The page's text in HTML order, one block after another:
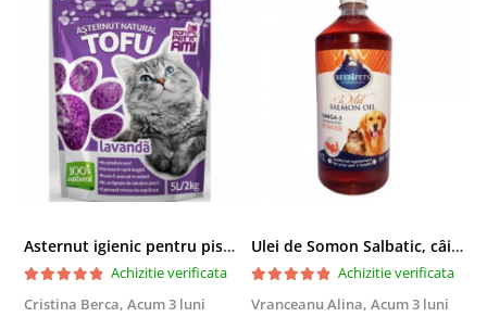
Asternut igienic pentru pisici Tofu Lavanda, Mon Petit 5 l
Achizitie verificata
Cristina Berca, Acum 3 luni
Ulei de Somon Salbatic, câini și pisici, piele si blană, BEST4PETS, 1l
Achizitie verificata
Vranceanu Alina, Acum 3 luni